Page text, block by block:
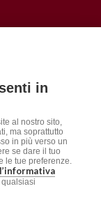
in
al nostro sito,
ma soprattutto
in più verso un
se dare il tuo
le tue preferenze.
l’informativa